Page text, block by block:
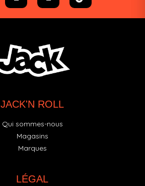
JACK'N ROLL
Qui sommes-nous
Magasins
Marques
LÉGAL